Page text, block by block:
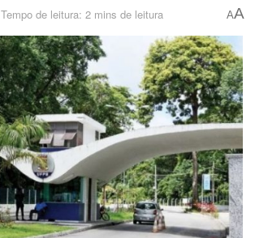
Tempo de leitura: 2 mins de leitura AA